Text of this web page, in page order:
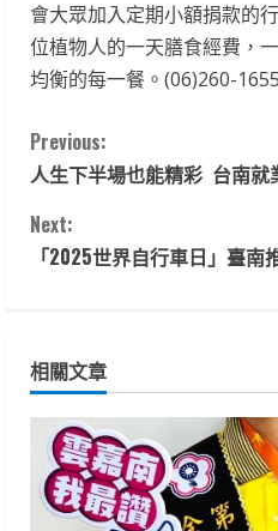
會大眾加入定期小額捐款的
位植物人的一天膳食經費，
均衡的每一餐。(06)260-
C
o
n
i
n
e
Previous:
人生下半場也能精彩 台南就
Next:
「2025世界自行車日」臺
相關文章